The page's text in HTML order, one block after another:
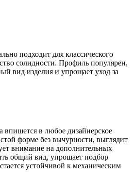
подходит для классического
солидности. Профиль популярен,
вид изделия и упрощает уход за
впишется в любое дизайнерское
форме без вычурности, выглядит
внимание на дополнительных
общий вид, упрощает подбор
устойчивой к механическим